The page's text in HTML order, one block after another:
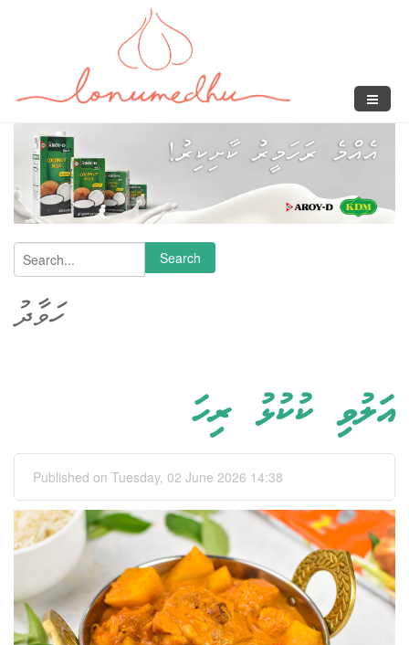
Search form
Search
ހަވާދު
އަލުވި ކުކުޅު ރިހަ
Published on Tuesday, 02 June 2026 14:38